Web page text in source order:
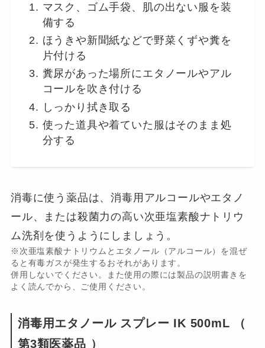
マスク、ゴム手袋、肌の出ない服を装
備する
ほうきや新聞紙などで野菜くずや糞を
片付ける
糞尿があった場所にエタノールやアル
コールを吹き付ける
しっかり拭き取る
使った道具や着ていた服はそのまま処
分する
消毒に使う薬品は、消毒用アルコールやエタノ
ール、または殺菌力の高い次亜塩素酸ナトリウ
ム洗剤を使うようにしましょう。
※次亜塩素酸ナトリウムとエタノール（アルコール）を混ぜ
ると有毒ガスが発生するおそれがあります。
併用しないでください。また使用の際には製品の説明書きを
よく読んでから、ご使用ください。
消毒用エタノール スプレー IK 500mL （
第3類医薬品 ）